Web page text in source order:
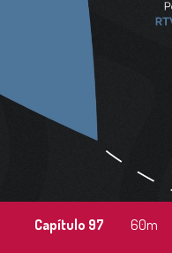
Capítulo 97 60m